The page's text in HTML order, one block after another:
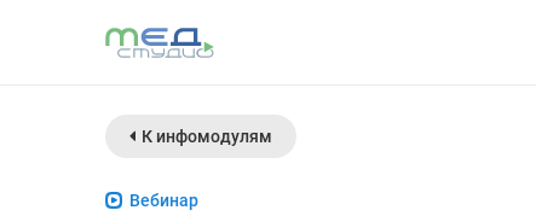
К инфомодулям
Вебинар